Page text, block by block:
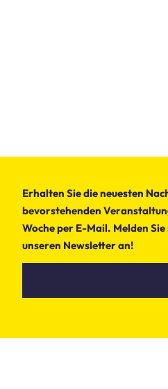
Erhalten Sie die neuesten
bevorstehenden
Woche per E-Mail. Melden
unseren Newsletter an!